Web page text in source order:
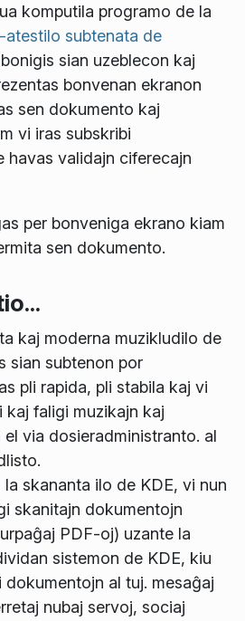
komputila programo de la
atestilo subtenata de
sian uzeblecon kaj
bonvenan ekranon
sen dokumento kaj
vi iras subskribi
havas validajn ciferecajn
kaj moderna muzikludilo de
sian subtenon por
pli rapida, pli stabila kaj vi
kaj faligi muzikajn kaj
via dosieradministranto. al
la skananta ilo de KDE, vi nun
skanitajn dokumentojn
PDF-oj) uzante la
sistemon de KDE, kiu
dokumentojn al tuj. mesaĝaj
nubaj servoj, sociaj